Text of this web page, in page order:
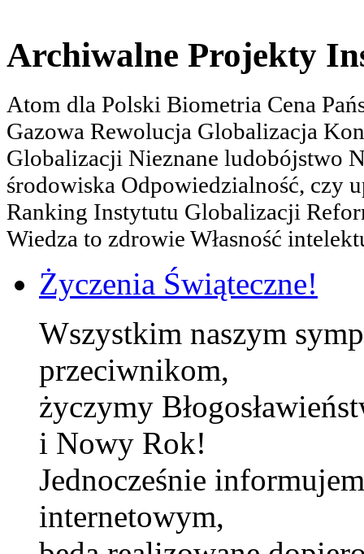
Archiwalne Projekty
Atom dla Polski Biometria Cena
Gazowa Rewolucja Globalizacja
Globalizacji Nieznane ludobójstwo
środowiska Odpowiedzialność, czy
Ranking Instytutu Globalizacji
Wiedza to zdrowie Własność
Życzenia Świąteczne!
Wszystkim naszym
przeciwnikom,
życzymy
i Nowy Rok!
Jednocześnie
internetowym,